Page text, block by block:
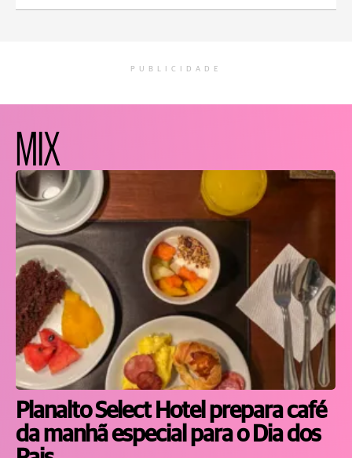
PUBLICIDADE
MIX
Planalto Select Hotel prepara café
da manhã especial para o Dia dos